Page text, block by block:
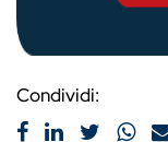
Condividi: